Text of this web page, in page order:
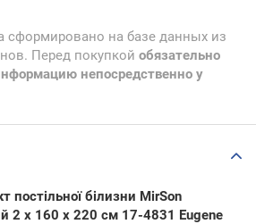
сформировано на базе данных из
Перед покупкой обязательно
непосредственно у
постільної білизни MirSon
2 x 160 x 220 см 17-4831 Eugene